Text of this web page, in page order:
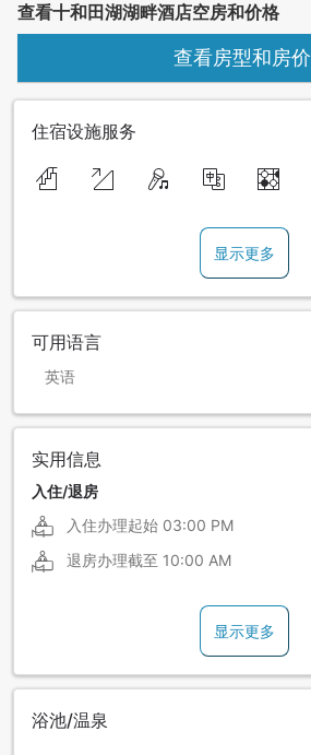
查看十和田湖湖畔酒店空房和价格
查看房型和房价
住宿设施服务
显示更多
可用语言
英语
实用信息
入住/退房
入住办理起始 03:00 PM
退房办理截至 10:00 AM
显示更多
浴池/温泉